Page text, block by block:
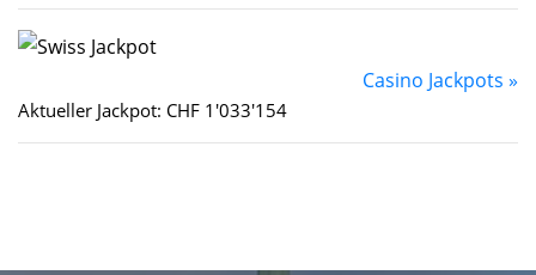
Casino Jackpots »
Aktueller Jackpot: CHF 1'033'154